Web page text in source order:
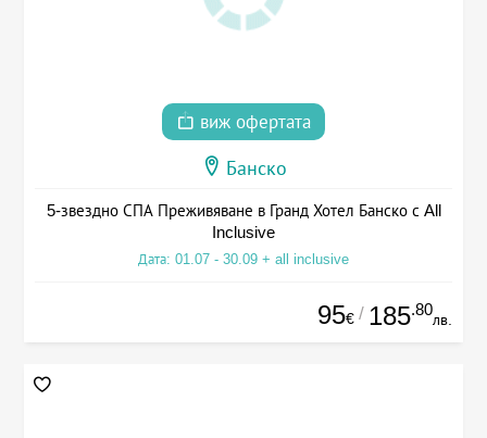
виж офертата
Банско
5-звездно СПА Преживяване в Гранд Хотел Банско с All
Inclusive
Дата: 01.07 - 30.09 + all inclusive
95€ / 185.80
лв.